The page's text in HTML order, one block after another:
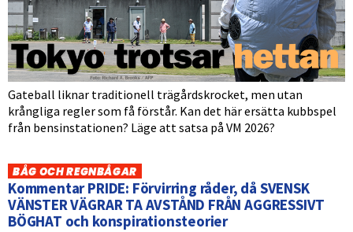
Gateball liknar traditionell trägårdskrocket, men utan
krångliga regler som få förstår. Kan det här ersätta kubbspel
från bensinstationen? Läge att satsa på VM 2026?
BÅG OCH REGNBÅGAR
Kommentar PRIDE: Förvirring råder, då SVENSK
VÄNSTER VÄGRAR TA AVSTÅND FRÅN AGGRESSIVT
BÖGHAT och konspirationsteorier